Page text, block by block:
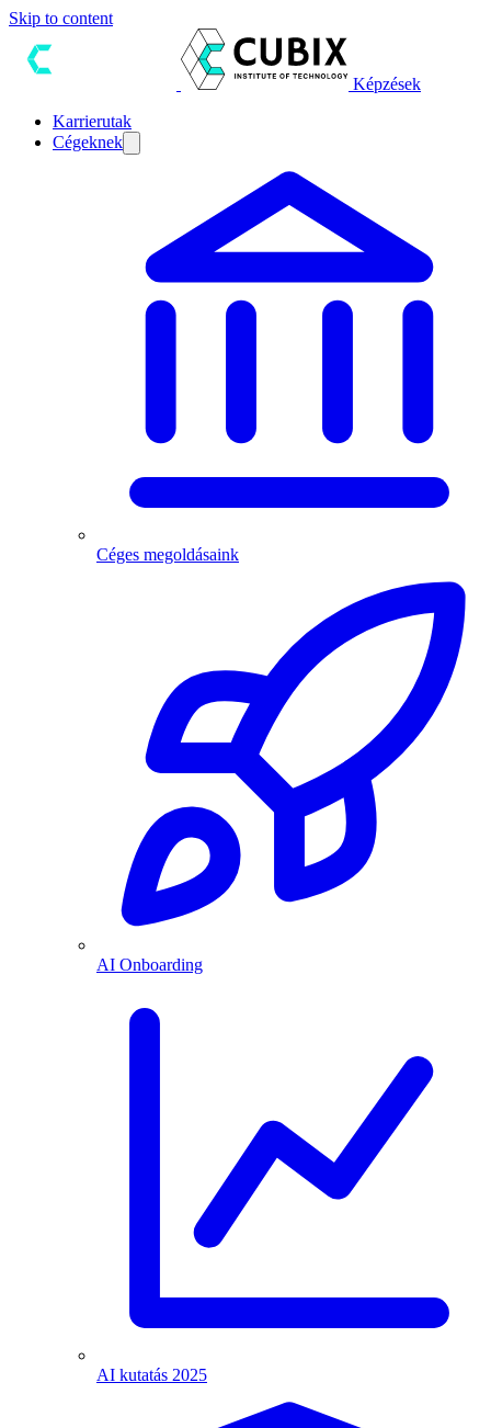
Skip to content
Képzések
Karrierutak
Cégeknek
Céges megoldásaink
AI Onboarding
AI kutatás 2025